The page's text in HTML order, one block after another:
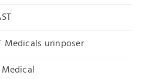
Medicals urinposer